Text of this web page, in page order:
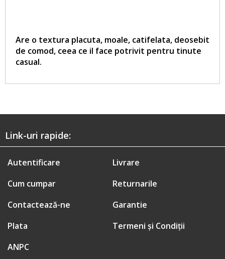
Are o textura placuta, moale, catifelata, deosebit
de comod, ceea ce il face potrivit pentru tinute
casual.
Link-uri rapide:
Autentificare
Cum cumpar
Contactează-ne
Plata
Livrare
Returnarile
Garantie
Termeni și Condiții
ANPC